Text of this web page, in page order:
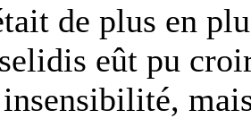
de plus en
eût pu